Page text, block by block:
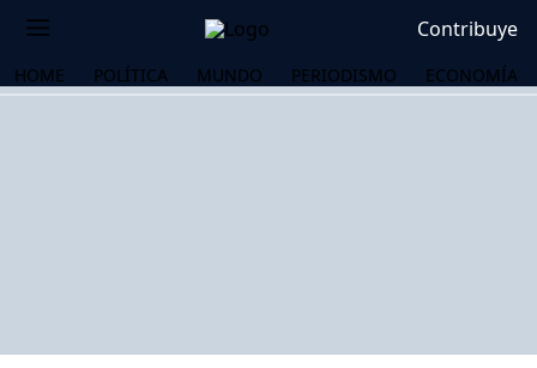
Contribuye
HOME POLÍTICA MUNDO PERIODISMO ECONOMÍA